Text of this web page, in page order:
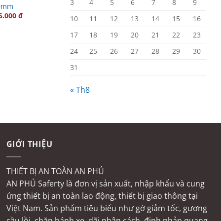
3
4 5 6 7 8
9
10
11 12 13 14 15
16
17
18 19 20 21 22
23
24
25 26 27 28 29
30
31
« Th8
₫Giá
hiện
x Thn10mm
GIỚI THIỆU
THIẾT BỊ AN TOÀN AN PHÚ
AN PHÚ Saferty là đơn vị sản xuất, nhập khẩu và cung
ứng thiết bị an toàn lao động, thiết bị giao thông tại
Việt Nam. Sản phẩm tiêu biểu như gờ giảm tốc, gương